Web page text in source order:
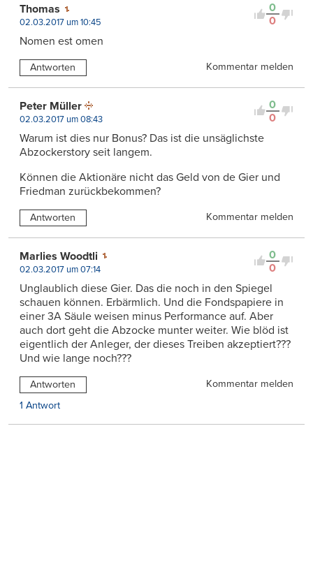
0
0
Thomas
02.03.2017 um 10:45
Nomen est omen
Antworten Kommentar melden
0
0
Peter Müller
02.03.2017 um 08:43
Warum ist dies nur Bonus? Das ist die unsäglichste
Abzockerstory seit langem.
Können die Aktionäre nicht das Geld von de Gier und
Friedman zurückbekommen?
Antworten Kommentar melden
0
0
Marlies Woodtli
02.03.2017 um 07:14
Unglaublich diese Gier. Das die noch in den Spiegel
schauen können. Erbärmlich. Und die Fondspapiere in
einer 3A Säule weisen minus Performance auf. Aber
auch dort geht die Abzocke munter weiter. Wie blöd ist
eigentlich der Anleger, der dieses Treiben akzeptiert???
Und wie lange noch???
Antworten
Kommentar melden
1 Antwort